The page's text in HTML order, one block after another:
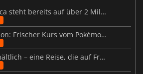
Resident Evil Veronica steht bereits auf über 2 Millionen Wunschlisten
Beast of Reincarnation: Frischer Kurs vom Pokémon-Studio
Big Walk ist jetzt erhältlich – eine Reise, die auf Freundschaft basiert